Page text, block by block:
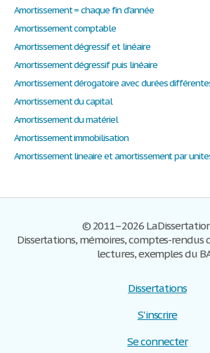
Amortissement = chaque fin d’année
Amortissement comptable
Amortissement dégressif et linéaire
Amortissement dégressif puis linéaire
Amortissement dérogatoire avec durées
Amortissement du capital
Amortissement du matériel
Amortissement immobilisation
Amortissement lineaire et amortissement par
© 2011–2026
Dissertations, mémoires, comptes-rendus
lectures, exemples du
Dissertations
S'inscrire
Se connecter